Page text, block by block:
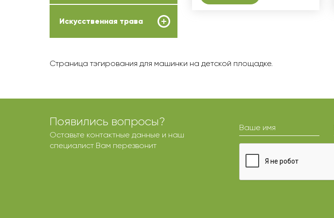
Искусственная трава
Страница тэгирования для машинки на детской площадке.
Появились вопросы?
Оставьте контактные данные и наш
специалист Вам перезвонит
Ваше имя